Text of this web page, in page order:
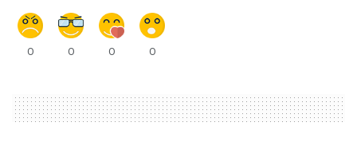
0 0 0 0